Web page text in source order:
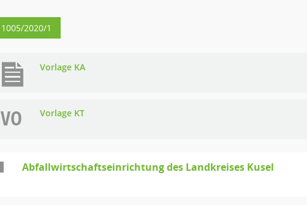
1005/2020/1
Vorlage KA
VO Vorlage KT
Abfallwirtschaftseinrichtung des Landkreises Kusel